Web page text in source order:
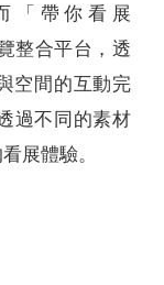
「帶你看展
整合平台，透
空間的互動完
過不同的素材
展體驗。